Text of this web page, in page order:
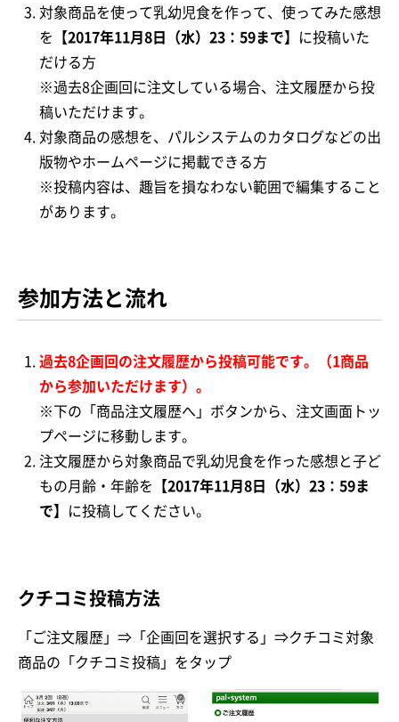
対象商品を使って乳幼児食を作って、使ってみた感想
を
【2017年11月8日（水）23：59まで】
に投稿いた
だける方
※過去8企画回に注文している場合、注文履歴から投
稿いただけます。
対象商品の感想を、パルシステムのカタログなどの出
版物やホームページに掲載できる方
※投稿内容は、趣旨を損なわない範囲で編集すること
があります。
参加方法と流れ
過去8企画回の注文履歴から投稿可能です。（1商品
から参加いただけます）。
※下の「商品注文履歴へ」ボタンから、注文画面トッ
プページに移動します。
注文履歴から対象商品で乳幼児食を作った感想と子ど
もの月齢・年齢を
【2017年11月8日（水）23：59ま
で】
に投稿してください。
クチコミ投稿方法
「ご注文履歴」⇒「企画回を選択する」⇒クチコミ対象
商品の「クチコミ投稿」をタップ